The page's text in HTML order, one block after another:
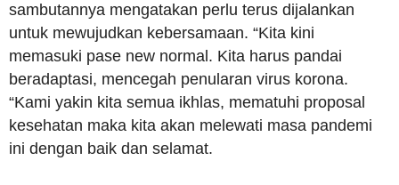
sambutannya mengatakan perlu terus dijalankan
untuk mewujudkan kebersamaan. “Kita kini
memasuki pase new normal. Kita harus pandai
beradaptasi, mencegah penularan virus korona.
“Kami yakin kita semua ikhlas, mematuhi proposal
kesehatan maka kita akan melewati masa pandemi
ini dengan baik dan selamat.